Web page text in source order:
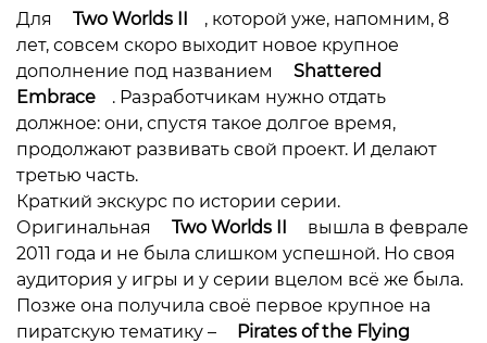
Для Two Worlds II
, которой уже, напомним, 8
лет, совсем скоро выходит новое крупное
дополнение под названием
Shattered
Embrace
. Разработчикам нужно отдать
должное: они, спустя такое долгое время,
продолжают развивать свой проект. И делают
третью часть.
Краткий экскурс по истории серии.
Оригинальная
Two Worlds II
вышла в феврале
2011 года и не была слишком успешной. Но своя
аудитория у игры и у серии вцелом всё же была.
Позже она получила своё первое крупное на
пиратскую тематику –
Pirates of the Flying